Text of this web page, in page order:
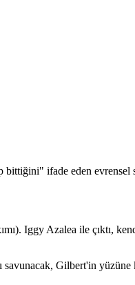
bittiğini" ifade eden evrensel
Iggy Azalea ile çıktı,
Gilbert'in yüzüne